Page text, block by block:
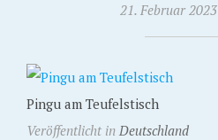
21. Februar 2023
Pingu am Teufelstisch
Veröffentlicht in Deutschland